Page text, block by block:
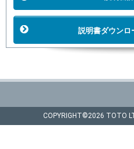
説明書ダウンロ
COPYRIGHT©2026 TOTO